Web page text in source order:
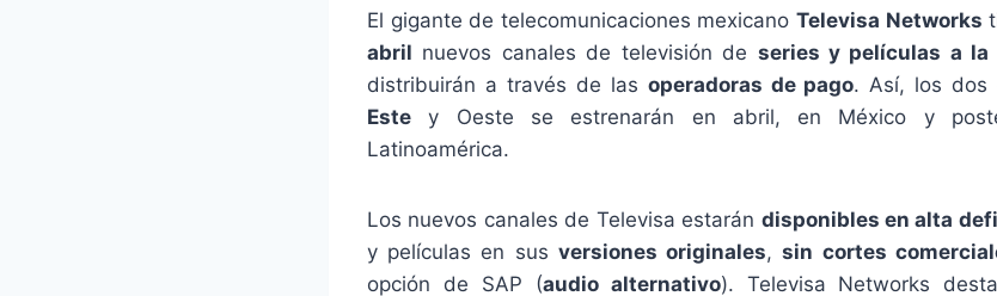
El gigante de telecomunicaciones mexicano Televisa Networks
abril nuevos canales de televisión de series y películas a la
distribuirán a través de las operadoras de pago. Así, los dos
Este y Oeste se estrenarán en abril, en México y
Latinoamérica.
Los nuevos canales de Televisa estarán disponibles en alta
y películas en sus versiones originales,sin cortes
opción de SAP (audio alternativo). Televisa Networks